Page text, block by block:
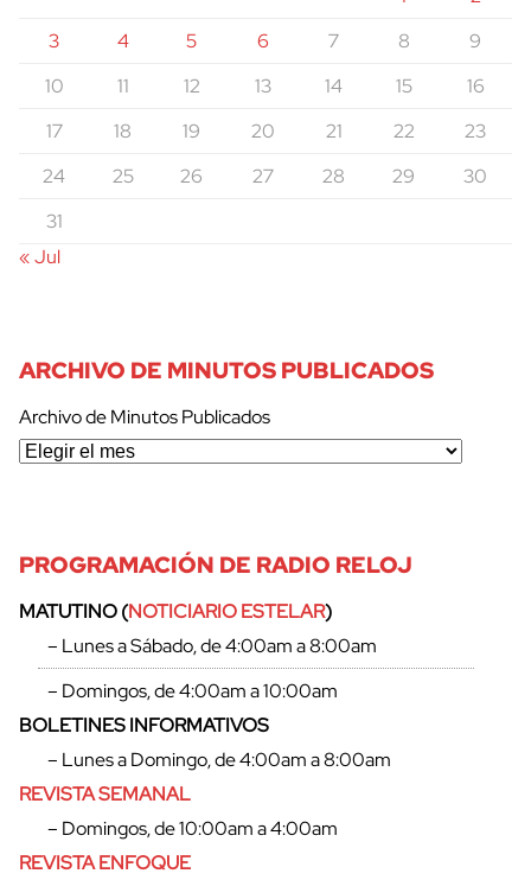
3
4 5 6 7 8
9
10
11 12 13 14 15
16
17
18 19 20 21 22
23
24
25 26 27 28 29
30
31
« Jul
ARCHIVO DE MINUTOS PUBLICADOS
Archivo de Minutos Publicados
PROGRAMACIÓN DE RADIO RELOJ
MATUTINO (NOTICIARIO ESTELAR)
– Lunes a Sábado, de 4:00am a 8:00am
– Domingos, de 4:00am a 10:00am
BOLETINES INFORMATIVOS
– Lunes a Domingo, de 4:00am a 8:00am
REVISTA SEMANAL
– Domingos, de 10:00am a 4:00am
REVISTA ENFOQUE